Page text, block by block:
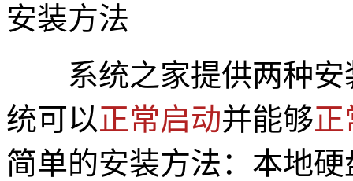
安装方法
系统之家提供两种
统可以正常启动并能够正
简单的安装方法：本地